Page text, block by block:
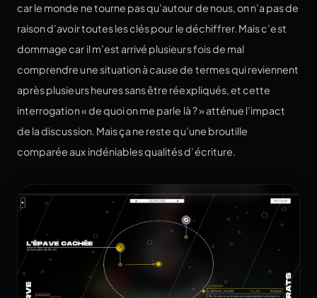
car le monde ne tourne pas qu’autour de nous, on n’a pas de
raison d’avoir toutes les clés pour le déchiffrer. Mais c’est
dommage car il m’est arrivé plusieurs fois de mal
comprendre une situation à cause de termes qui reviennent
après plusieurs heures sans être réexpliqués, et cette
interrogation « de quoi on me parle là ? » atténue l’impact
de la discussion. Mais ça ne reste qu’une broutille
comparée aux indéniables qualités d’écriture.